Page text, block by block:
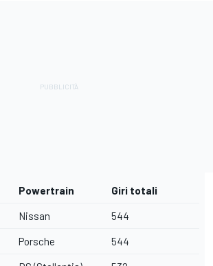
Powertrain Giri totali
Nissan 544
Porsche 544